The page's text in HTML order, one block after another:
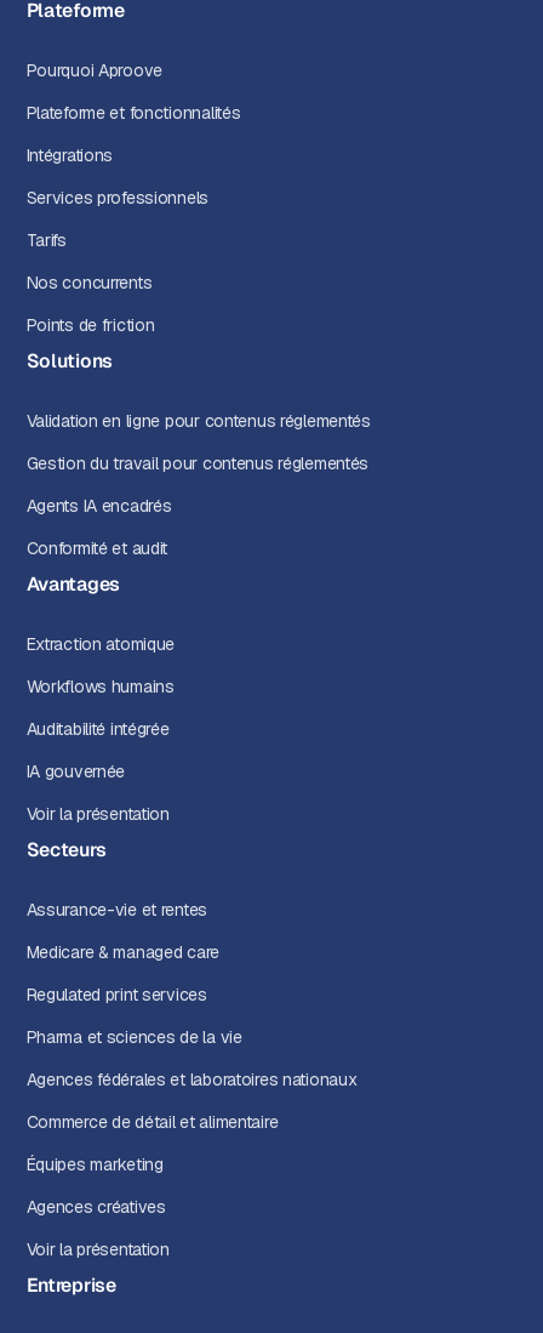
Plateforme
Pourquoi Aproove
Plateforme et fonctionnalités
Intégrations
Services professionnels
Tarifs
Nos concurrents
Points de friction
Solutions
Validation en ligne pour contenus réglementés
Gestion du travail pour contenus réglementés
Agents IA encadrés
Conformité et audit
Avantages
Extraction atomique
Workflows humains
Auditabilité intégrée
IA gouvernée
Voir la présentation
Secteurs
Assurance-vie et rentes
Medicare & managed care
Regulated print services
Pharma et sciences de la vie
Agences fédérales et laboratoires nationaux
Commerce de détail et alimentaire
Équipes marketing
Agences créatives
Voir la présentation
Entreprise